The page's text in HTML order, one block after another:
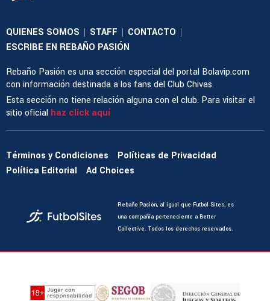
QUIENES SOMOS | STAFF | CONTACTO |
ESCRIBE EN REBAÑO PASIÓN
Rebaño Pasión es una sección especial del portal Bolavip.com
con información destinada a los fans del Club Chivas.
Esta sección no tiene relación alguna con el club. Para visitar el
sitio oficial haz click aquí
Términos y Condiciones
Políticas de Privacidad
Política Editorial
Ad Choices
Rebaño Pasión, al igual que Futbol Sites, es
una compañía perteneciente a Better
Collective. Todos los derechos reservados.